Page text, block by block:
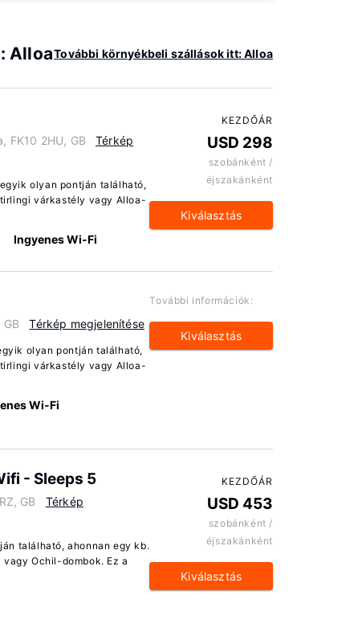
AlloaTovábbi környékbeli szállások itt: Alloa
FK10 2HU, GB
Térkép
olyan pontján található,
várkastély vagy Alloa-
Ingyenes Wi-Fi
KEZDŐÁR
USD 298
szobánként /
éjszakánként
Kiválasztás
GB Térkép megjelenítése
olyan pontján található,
várkastély vagy Alloa-
Wi-Fi
További információk:
Kiválasztás
- Sleeps 5
GB
Térkép
található, ahonnan egy kb.
Ochil-dombok. Ez a
KEZDŐÁR
USD 453
szobánként /
éjszakánként
Kiválasztás